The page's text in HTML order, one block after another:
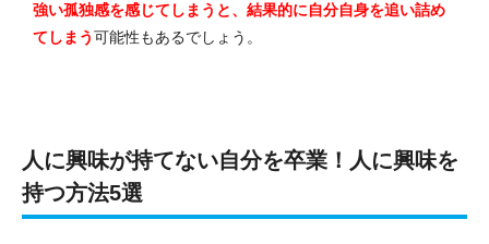
強い孤独感を感じてしまうと、結果的に自分自身を追い詰め
てしまう可能性もあるでしょう。
人に興味が持てない自分を卒業！人に興味を
持つ方法5選